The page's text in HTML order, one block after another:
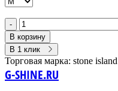
-
В корзину
В 1 клик
Торговая марка: stone island
G-SHINE.RU